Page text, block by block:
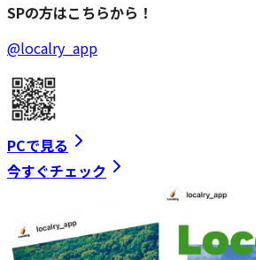
SPの方はこちらから！
@localry_app
PCで見る
今すぐチェック